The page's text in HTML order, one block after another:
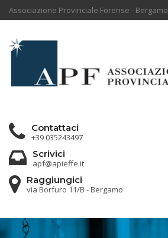
Associazione Provinciale Forense - Bergamo
Contattaci
+39 035243497
Scrivici
apf@apieffe.it
Raggiungici
via Borfuro 11/B - Bergamo